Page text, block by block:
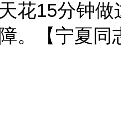
花15分钟
。【宁夏同